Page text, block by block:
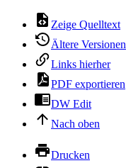
Zeige Quelltext
Ältere Versionen
Links hierher
PDF exportieren
DW Edit
Nach oben
Drucken